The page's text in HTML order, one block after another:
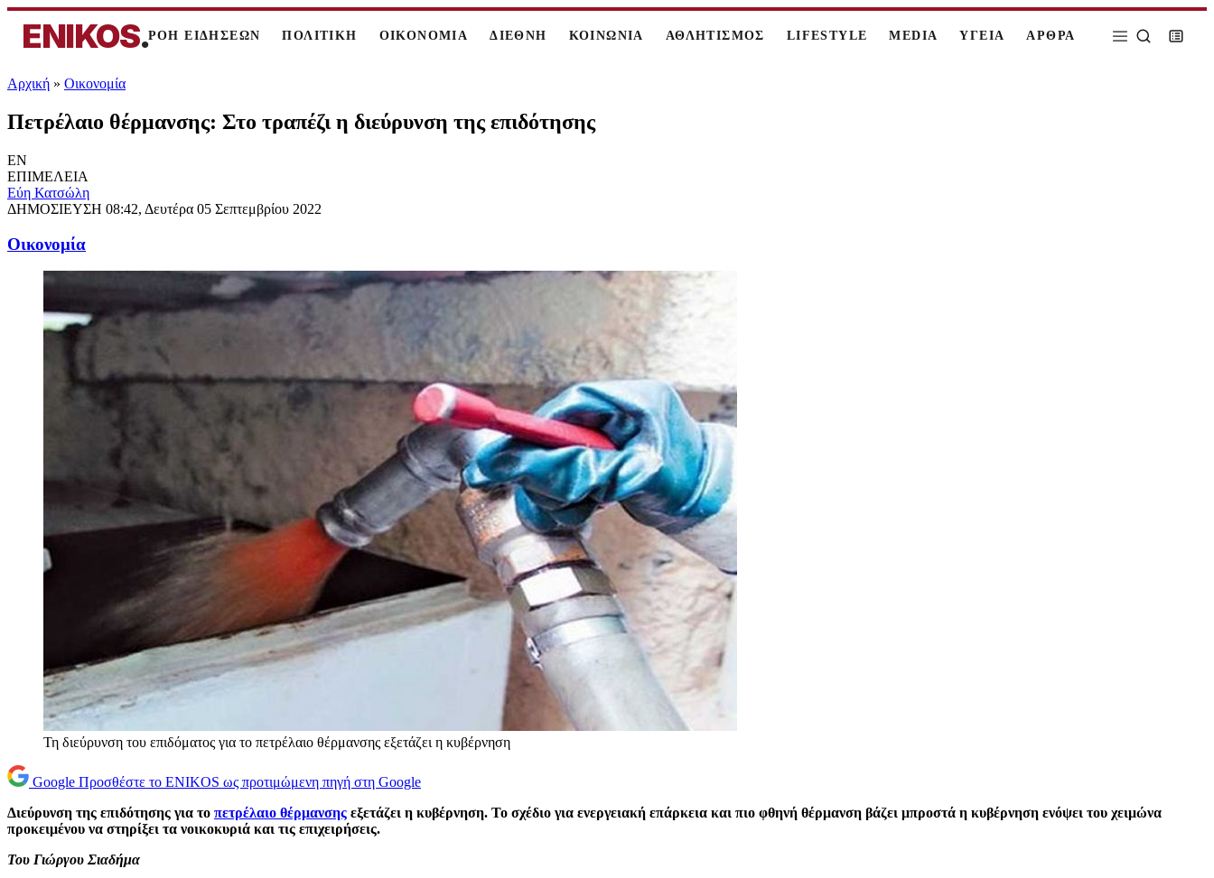
ENIKOS.ΡΟΗ ΕΙΔΗΣΕΩΝ ΠΟΛΙΤΙΚΗ ΟΙΚΟΝΟΜΙΑ ΔΙΕΘΝΗ ΚΟΙΝΩΝΙΑ ΑΘΛΗΤΙΣΜΟΣ LIFESTYLE MEDIA ΥΓΕΙΑ ΑΡΘΡΑ
Αρχική » Oικονομία
Πετρέλαιο θέρμανσης: Στο τραπέζι η διεύρυνση της επιδότησης
EN
ΕΠΙΜΕΛΕΙΑ
Εύη Κατσώλη
ΔΗΜΟΣΙΕΥΣΗ 08:42, Δευτέρα 05 Σεπτεμβρίου 2022
Oικονομία
Τη διεύρυνση του επιδόματος για το πετρέλαιο θέρμανσης εξετάζει η κυβέρνηση
Google Προσθέστε το ENIKOS ως προτιμώμενη πηγή στη Google
Διεύρυνση της επιδότησης για το πετρέλαιο θέρμανσης εξετάζει η κυβέρνηση. Το σχέδιο για ενεργειακή επάρκεια και πιο φθηνή θέρμανση βάζει μπροστά η κυβέρνηση ενόψει του χειμώνα
προκειμένου να στηρίξει τα νοικοκυριά και τις επιχειρήσεις.
Του Γιώργου Σιαδήμα